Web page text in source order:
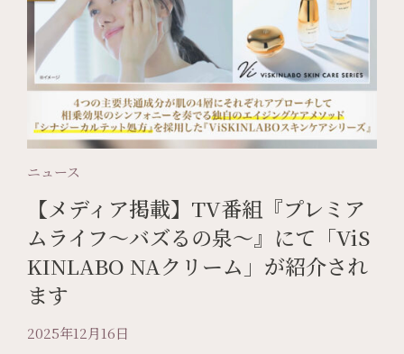
ニュース
【メディア掲載】TV番組『プレミア
ムライフ〜バズるの泉〜』にて「ViS
KINLABO NAクリーム」が紹介され
ます
2025年12月16日